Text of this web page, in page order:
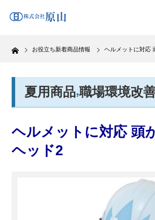
Home お役立ち新着商品情報 ヘルメットに対応
夏用商品,職場環境改
ヘルメットに対応
ヘッド2